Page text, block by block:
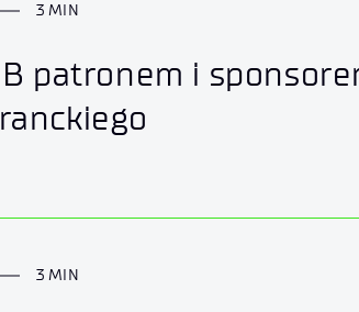
3 MIN
patronem i
3 MIN